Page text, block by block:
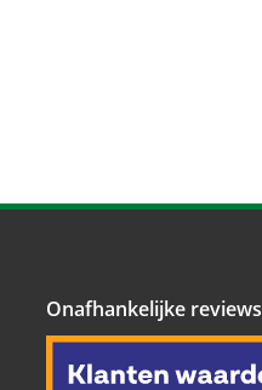
Onafhankelijke reviews